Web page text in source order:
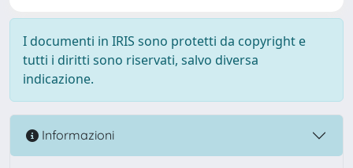
I documenti in IRIS sono protetti da copyright e
tutti i diritti sono riservati, salvo diversa
indicazione.
Informazioni